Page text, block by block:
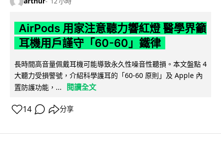
AirPods 用家注意聽力響紅燈 醫學界籲
耳機用戶謹守「60-60」鐵律
長時間高音量佩戴耳機可能導致永久性噪音性聽損。本文盤點 4
大聽力受損警號，介紹科學護耳的「60-60 原則」及 Apple 內
置防護功能，...
閱讀全文
14 分享